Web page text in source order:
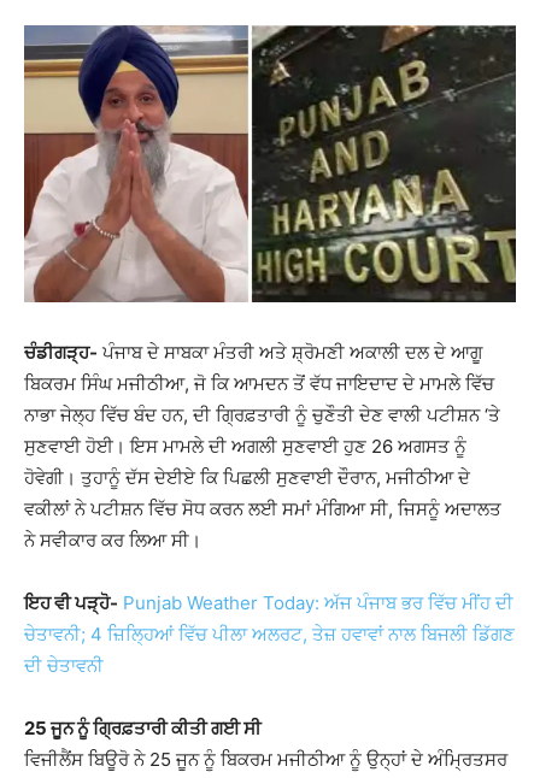
ਚੰਡੀਗੜ੍ਹ- ਪੰਜਾਬ ਦੇ ਸਾਬਕਾ ਮੰਤਰੀ ਅਤੇ ਸ਼੍ਰੋਮਣੀ ਅਕਾਲੀ ਦਲ ਦੇ ਆਗੂ
ਬਿਕਰਮ ਸਿੰਘ ਮਜੀਠੀਆ, ਜੋ ਕਿ ਆਮਦਨ ਤੋਂ ਵੱਧ ਜਾਇਦਾਦ ਦੇ ਮਾਮਲੇ ਵਿੱਚ
ਨਾਭਾ ਜੇਲ੍ਹ ਵਿੱਚ ਬੰਦ ਹਨ, ਦੀ ਗ੍ਰਿਫ਼ਤਾਰੀ ਨੂੰ ਚੁਣੌਤੀ ਦੇਣ ਵਾਲੀ ਪਟੀਸ਼ਨ ‘ਤੇ
ਸੁਣਵਾਈ ਹੋਈ। ਇਸ ਮਾਮਲੇ ਦੀ ਅਗਲੀ ਸੁਣਵਾਈ ਹੁਣ 26 ਅਗਸਤ ਨੂੰ
ਹੋਵੇਗੀ। ਤੁਹਾਨੂੰ ਦੱਸ ਦੇਈਏ ਕਿ ਪਿਛਲੀ ਸੁਣਵਾਈ ਦੌਰਾਨ, ਮਜੀਠੀਆ ਦੇ
ਵਕੀਲਾਂ ਨੇ ਪਟੀਸ਼ਨ ਵਿੱਚ ਸੋਧ ਕਰਨ ਲਈ ਸਮਾਂ ਮੰਗਿਆ ਸੀ, ਜਿਸਨੂੰ ਅਦਾਲਤ
ਨੇ ਸਵੀਕਾਰ ਕਰ ਲਿਆ ਸੀ।
ਇਹ ਵੀ ਪੜ੍ਹੋ- Punjab Weather Today: ਅੱਜ ਪੰਜਾਬ ਭਰ ਵਿੱਚ ਮੀਂਹ ਦੀ
ਚੇਤਾਵਨੀ; 4 ਜ਼ਿਲ੍ਹਿਆਂ ਵਿੱਚ ਪੀਲਾ ਅਲਰਟ, ਤੇਜ਼ ਹਵਾਵਾਂ ਨਾਲ ਬਿਜਲੀ ਡਿੱਗਣ
ਦੀ ਚੇਤਾਵਨੀ
25 ਜੂਨ ਨੂੰ ਗ੍ਰਿਫ਼ਤਾਰੀ ਕੀਤੀ ਗਈ ਸੀ
ਵਿਜੀਲੈਂਸ ਬਿਊਰੋ ਨੇ 25 ਜੂਨ ਨੂੰ ਬਿਕਰਮ ਮਜੀਠੀਆ ਨੂੰ ਉਨ੍ਹਾਂ ਦੇ ਅੰਮ੍ਰਿਤਸਰ